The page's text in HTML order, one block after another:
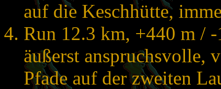
auf die Keschhütte,
Run 12.3 km, +440 m /
äußerst anspruchsvolle,
Pfade auf der zweiten